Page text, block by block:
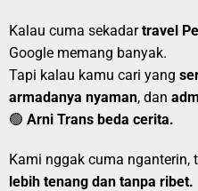
Kalau cuma sekadartravel
Google memang banyak.
Tapi kalau kamu cari yang
armadanya nyaman, dan
🟢 Arni Trans beda cerita.
Kami nggak cuma nganterin,
lebih tenang dan tanpa ribet.